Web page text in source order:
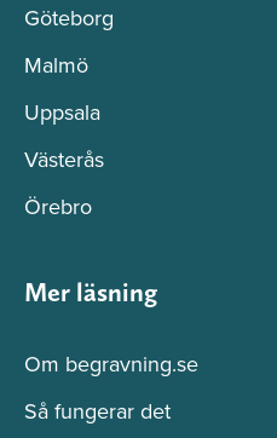
Göteborg
Malmö
Uppsala
Västerås
Örebro
Mer läsning
Om begravning.se
Så fungerar det